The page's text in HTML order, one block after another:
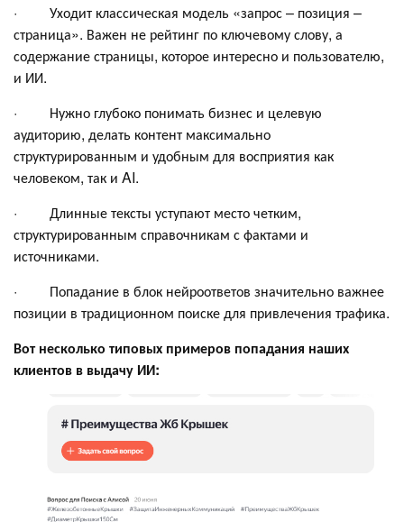
· Уходит классическая модель «запрос – позиция –
страница». Важен не рейтинг по ключевому слову, а
содержание страницы, которое интересно и пользователю,
и ИИ.
· Нужно глубоко понимать бизнес и целевую
аудиторию, делать контент максимально
структурированным и удобным для восприятия как
человеком, так и AI.
· Длинные тексты уступают место четким,
структурированным справочникам с фактами и
источниками.
· Попадание в блок нейроответов значительно важнее
позиции в традиционном поиске для привлечения трафика.
Вот несколько типовых примеров попадания наших
клиентов в выдачу ИИ: